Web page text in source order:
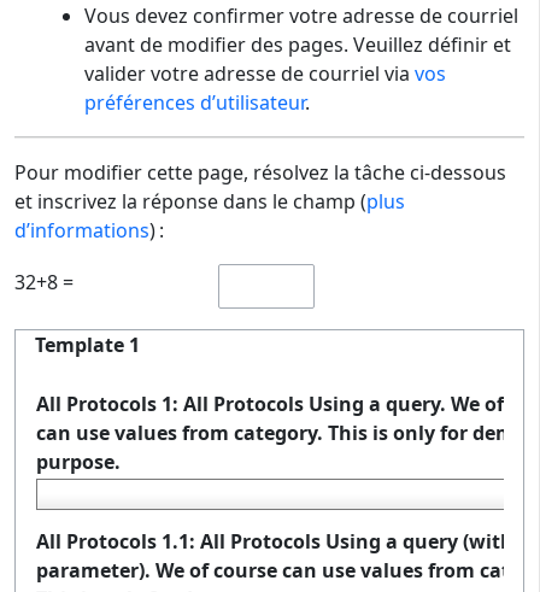
Vous devez confirmer votre adresse de courriel
avant de modifier des pages. Veuillez définir et
valider votre adresse de courriel via vos
préférences d’utilisateur.
Pour modifier cette page, résolvez la tâche ci-dessous
et inscrivez la réponse dans le champ (plus
d’informations) :
32+8 =
Template 1
All Protocols 1: All Protocols Using a query. We of
can use values from category. This is only for demo
purpose.
All Protocols 1.1: All Protocols Using a query (with
parameter). We of course can use values from